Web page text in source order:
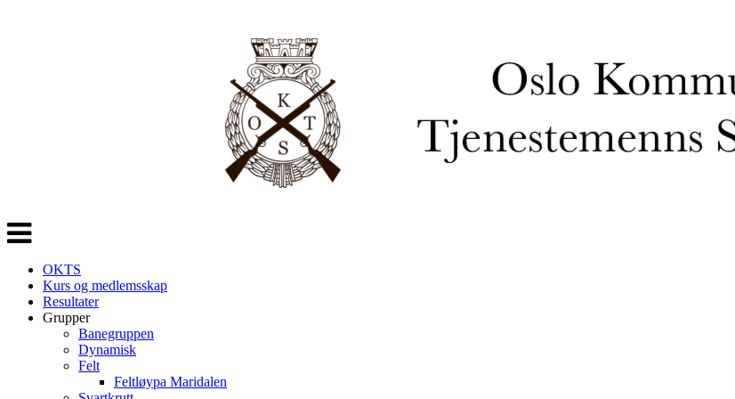
Veksle
navigasjon
OKTS
Kurs og medlemsskap
Resultater
Grupper
Banegruppen
Dynamisk
Felt
Feltløypa Maridalen